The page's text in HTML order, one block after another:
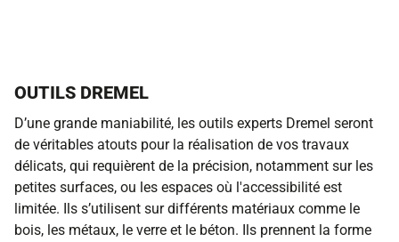
OUTILS DREMEL
D’une grande maniabilité, les outils experts Dremel seront
de véritables atouts pour la réalisation de vos travaux
délicats, qui requièrent de la précision, notamment sur les
petites surfaces, ou les espaces où l'accessibilité est
limitée. Ils s’utilisent sur différents matériaux comme le
bois, les métaux, le verre et le béton. Ils prennent la forme